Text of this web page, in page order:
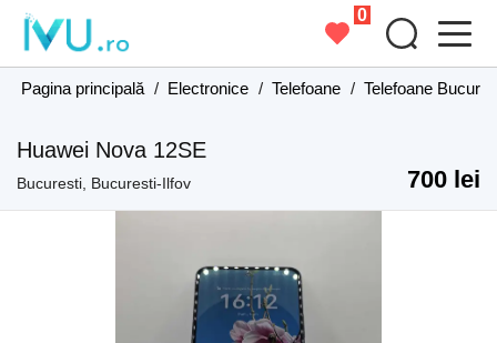
0
Pagina principală / Electronice / Telefoane / Telefoane
Huawei Nova 12SE
Bucuresti, Bucuresti-Ilfov 700 lei